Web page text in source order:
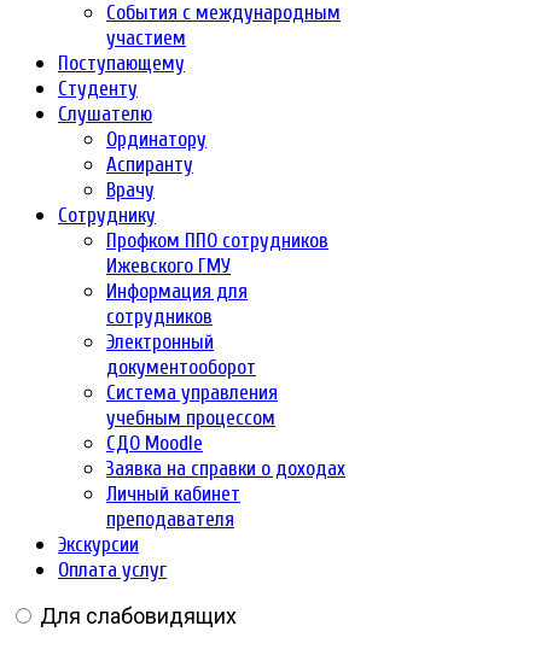
События с международным
участием
Поступающему
Студенту
Слушателю
Ординатору
Аспиранту
Врачу
Сотруднику
Профком ППО сотрудников
Ижевского ГМУ
Информация для
сотрудников
Электронный
документооборот
Система управления
учебным процессом
СДО Moodle
Заявка на справки о доходах
Личный кабинет
преподавателя
Экскурсии
Оплата услуг
Для слабовидящих